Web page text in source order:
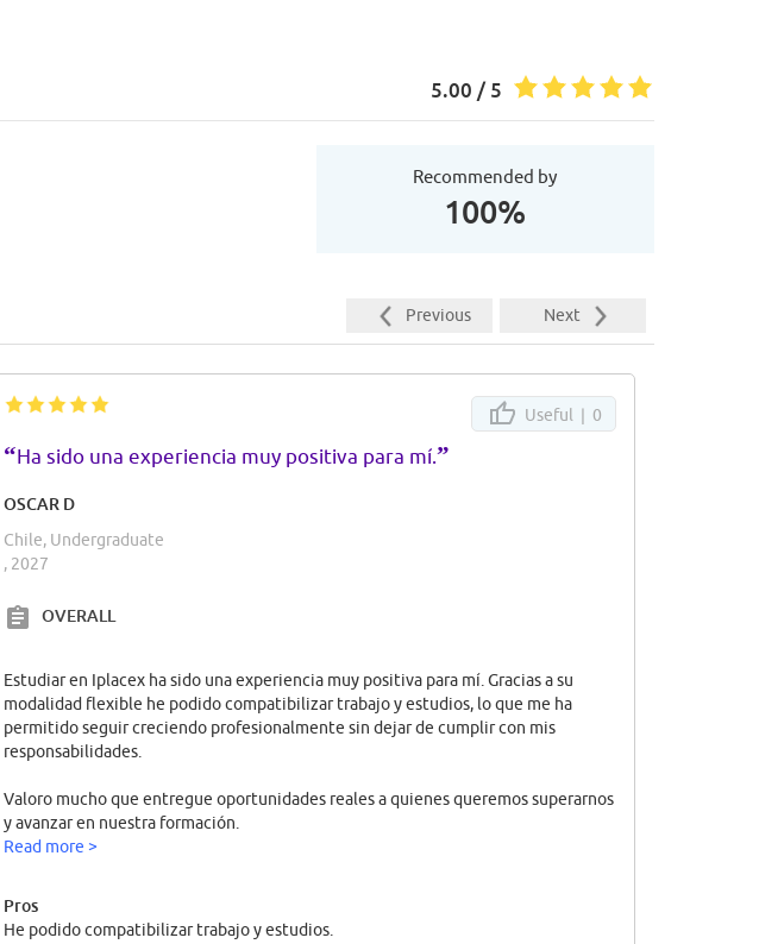
5.00 / 5
Recommended by
100%
Next
Previous
Useful | 0
“Ha sido una experiencia muy positiva para mí.”
OSCAR D
Chile, Undergraduate
, 2027
OVERALL
Estudiar en Iplacex ha sido una experiencia muy positiva para mí. Gracias a su
modalidad flexible he podido compatibilizar trabajo y estudios, lo que me ha
permitido seguir creciendo profesionalmente sin dejar de cumplir con mis
responsabilidades.
Valoro mucho que entregue oportunidades reales a quienes queremos superarnos
y avanzar en nuestra formación.
Read more >
Pros
He podido compatibilizar trabajo y estudios.